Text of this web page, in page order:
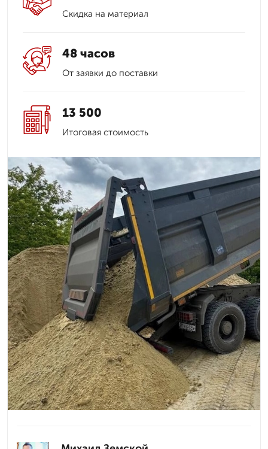
Скидка на материал
48 часов
От заявки до поставки
13 500
Итоговая стоимость